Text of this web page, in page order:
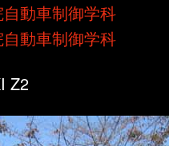
動車制御学科
動車制御学科
Z2